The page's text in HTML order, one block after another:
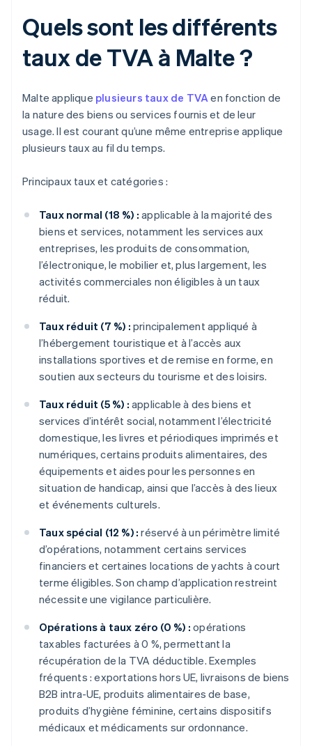
Quels sont les différents
taux de TVA à Malte ?
Malte applique plusieurs taux de TVAen fonction de
la nature des biens ou services fournis et de leur
usage. Il est courant qu’une même entreprise applique
plusieurs taux au fil du temps.
Principaux taux et catégories :
Taux normal (18 %) : applicable à la majorité des
biens et services, notamment les services aux
entreprises, les produits de consommation,
l’électronique, le mobilier et, plus largement, les
activités commerciales non éligibles à un taux
réduit.
Taux réduit (7 %) : principalement appliqué à
l’hébergement touristique et à l’accès aux
installations sportives et de remise en forme, en
soutien aux secteurs du tourisme et des loisirs.
Taux réduit (5 %) : applicable à des biens et
services d’intérêt social, notamment l’électricité
domestique, les livres et périodiques imprimés et
numériques, certains produits alimentaires, des
équipements et aides pour les personnes en
situation de handicap, ainsi que l’accès à des lieux
et événements culturels.
Taux spécial (12 %) : réservé à un périmètre limité
d’opérations, notamment certains services
financiers et certaines locations de yachts à court
terme éligibles. Son champ d’application restreint
nécessite une vigilance particulière.
Opérations à taux zéro (0 %) : opérations
taxables facturées à 0 %, permettant la
récupération de la TVA déductible. Exemples
fréquents : exportations hors UE, livraisons de biens
B2B intra-UE, produits alimentaires de base,
produits d’hygiène féminine, certains dispositifs
médicaux et médicaments sur ordonnance.